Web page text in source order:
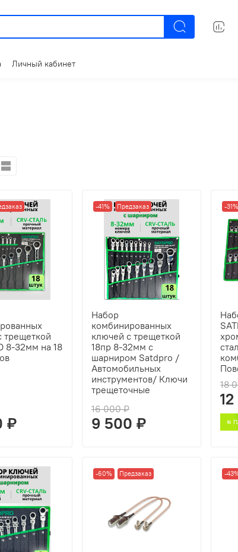
Личный кабинет
трещеткой
8-32мм на 18
₽
-41% Предзаказ
Набор
комбинированных
ключей с трещеткой
18пр 8-32мм с
шарниром Satdpro /
Автомобильных
инструментов/ Ключи
трещеточные
16 000 ₽
9 500 ₽
-31%
18
-60% Предзаказ -